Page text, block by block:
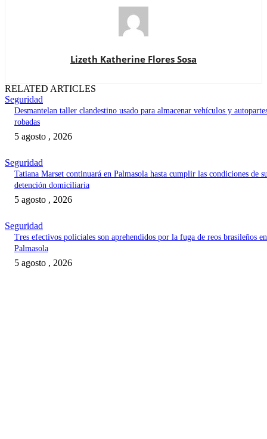
Lizeth Katherine Flores Sosa
RELATED ARTICLES
Seguridad
Desmantelan taller clandestino usado para almacenar vehículos y
robadas
5 agosto , 2026
Seguridad
Tatiana Marset continuará en Palmasola hasta cumplir las condiciones de
detención domiciliaria
5 agosto , 2026
Seguridad
Tres efectivos policiales son aprehendidos por la fuga de reos brasileños en
Palmasola
5 agosto , 2026